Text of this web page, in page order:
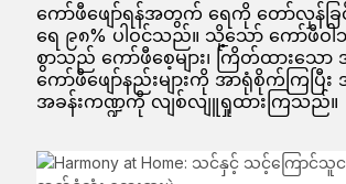
ကော်ဖီဖျော်ရန်အတွက် ရေကို တော်လှန်ခြ
ရေ ၉၈% ပါဝင်သည်။ သို့သော် ကော်ဖီဝါသ
စွာသည် ကော်ဖီစေ့များ၊ ကြိတ်ထားသေ
ကော်ဖီဖျော်နည်းများကို အာရုံစိုက်ကြပြီး
အခန်းကဏ္ဍကို လျစ်လျူရှုထားကြသည်။